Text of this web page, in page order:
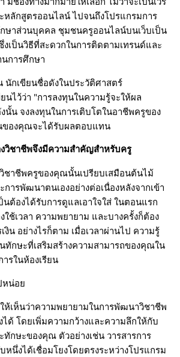
ลักสูตรออนไลน์ ไปจนถึงโปรแกรมการ
ษาส่วนบุคคล ชุมชนครูออนไลน์บนเว็บเป็น
เป็นวิธีที่สะดวกในการติดตามเทรนด์และ
นการศึกษา
นักเขียนชื่อดังในประวัติศาสตร์
นไว้ว่า "การลงทุนในความรู้จะให้ผล
น จงลงทุนในการเติบโตในอาชีพครูของ
องคุณจะได้รับผลตอบแทน
วิชาชีพจึงมีความสำคัญสำหรับครู
ชาชีพครูของคุณนั้นเปรียบเสมือนต้นไม้
ารพัฒนาตนเองอย่างต่อเนื่องหลังจากเข้า
นต้องได้รับการดูแลเอาใจใส่ ในตอนแรก
ช้เวลา ความพยายาม และบางครั้งก็ต้อง
งิน อย่างไรก็ตาม เมื่อเวลาผ่านไป ความรู้
ทักษะที่เสริมสร้างความสามารถของคุณใน
รในห้องเรียน
หน่อย
ห้เห็นว่าความพยายามในการพัฒนาวิชาชีพ
ด้ โดยเพิ่มความกว้างและความลึกให้กับ
ทักษะของคุณ ตัวอย่างเช่น วารสารการ
นึ่งได้เชื่อมโยงโดยตรงระหว่างโปรแกรม